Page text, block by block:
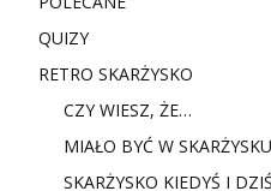
QUIZY
RETRO SKARŻYSKO
CZY WIESZ, ŻE…
MIAŁO BYĆ W
SKARŻYSKO KIEDYŚ I DZIŚ